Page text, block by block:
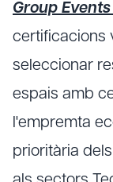
Group Events
certificacions
seleccionar
espais amb
l'empremta
prioritària